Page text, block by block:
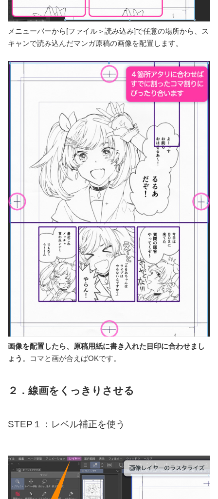
メニューバーから[ファイル＞読み込み]で任意の場所から、ス
キャンで読み込んだマンガ原稿の画像を配置します。
画像を配置したら、原稿用紙に書き入れた目印に合わせまし
ょう 。コマと画が合えばOKです。
２．線画をくっきりさせる
STEP１：レベル補正を使う